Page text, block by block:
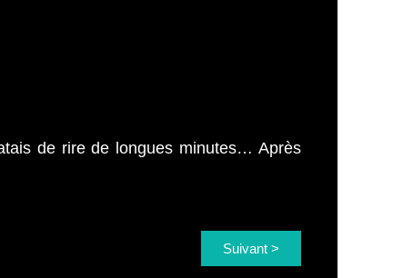
de rire de longues minutes… Après
Suivant >